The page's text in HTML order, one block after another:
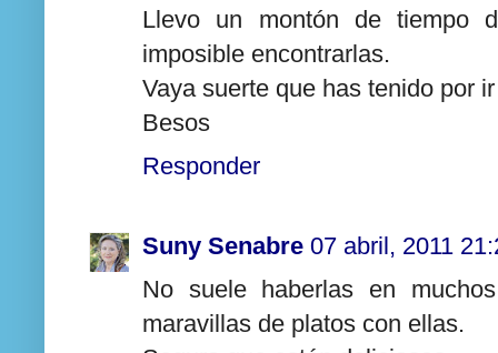
Llevo un montón de tiempo
imposible encontrarlas.
Vaya suerte que has tenido por
Besos
Responder
Suny Senabre 07 abril, 2011
No suele haberlas en
maravillas de platos con ellas.